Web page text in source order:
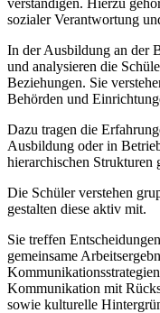
sozialer Verantwortung
In der Ausbildung an der
und analysieren die
Beziehungen. Sie
Behörden und
Dazu tragen die
Ausbildung oder in
hierarchischen Strukturen
Die Schüler verstehen
gestalten diese aktiv mit.
Sie treffen
gemeinsame
Kommunikation mit
sowie kulturelle